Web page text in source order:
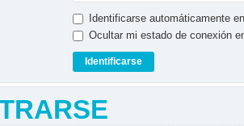
Identificarse automáticamente
Ocultar mi estado de conexión